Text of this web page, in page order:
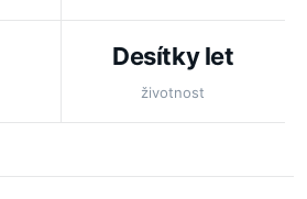
Desítky let
životnost